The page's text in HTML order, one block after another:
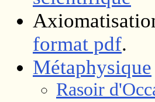
format pdf.
Métaphysique
Rasoir